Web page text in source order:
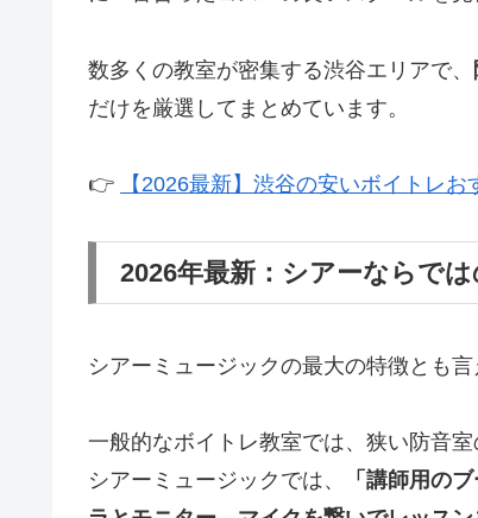
数多くの教室が密集する渋谷エリアで、
だけを厳選してまとめています。
👉 【2026最新】渋谷の安いボイトレ
2026年最新：シアーならで
シアーミュージックの最大の特徴とも
一般的なボイトレ教室では、狭い防音
シアーミュージックでは、
「講師用の